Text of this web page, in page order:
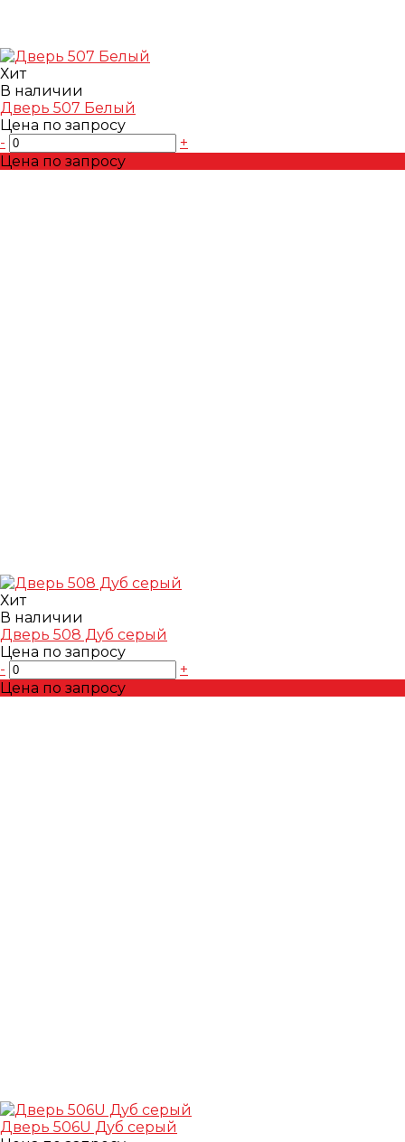
Хит
В наличии
Дверь 507 Белый
Цена по запросу
-
+
Цена по запросу
Хит
В наличии
Дверь 508 Дуб серый
Цена по запросу
-
+
Цена по запросу
Дверь 506U Дуб серый